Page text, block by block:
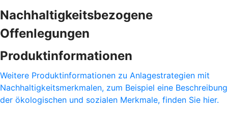
Nachhaltigkeitsbezogene
Offenlegungen
Produktinformationen
Weitere Produktinformationen zu Anlagestrategien mit
Nachhaltigkeitsmerkmalen, zum Beispiel eine Beschreibung
der ökologischen und sozialen Merkmale, finden Sie hier.